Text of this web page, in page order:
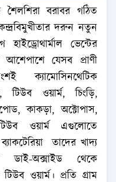
শৈলশিরা বরাবর গঠিত
দরুন নতুন
ভেন্টের
যেসব প্রাণী
ক্যামোসিনথেটিক
টিউব ওয়ার্ম, চিংড়ি,
কাকড়া, অক্টোপাস,
ওয়ার্ম এগুলোতে
তাদের খাদ্য
ডাই-অক্সাইড থেকে
ওয়ার্ম। প্রতি গ্রাম